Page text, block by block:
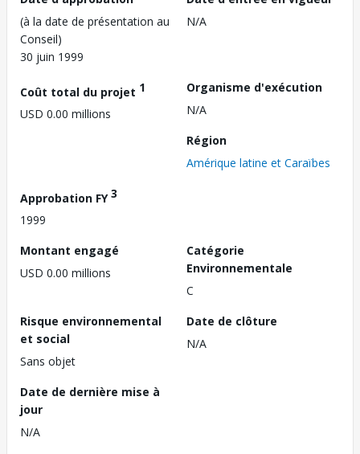
(à la date de présentation au
Conseil)
30 juin 1999
N/A
Coût total du projet 1
USD 0.00 millions
Organisme d'exécution
N/A
Région
Amérique latine et Caraïbes
Approbation FY3
1999
Montant engagé
USD 0.00 millions
Catégorie
Environnementale
C
Risque environnemental
et social
Sans objet
Date de clôture
N/A
Date de dernière mise à
jour
N/A